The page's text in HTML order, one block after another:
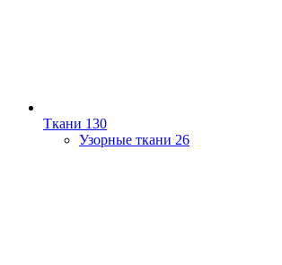
Ткани 130
Узорные ткани 26